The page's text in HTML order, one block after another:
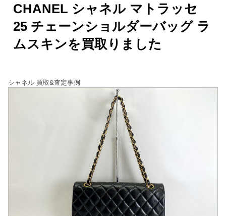
CHANEL シャネル マトラッセ
25 チェーンショルダーバッグ ラ
ムスキンを買取りました
シャネル 買取&査定事例